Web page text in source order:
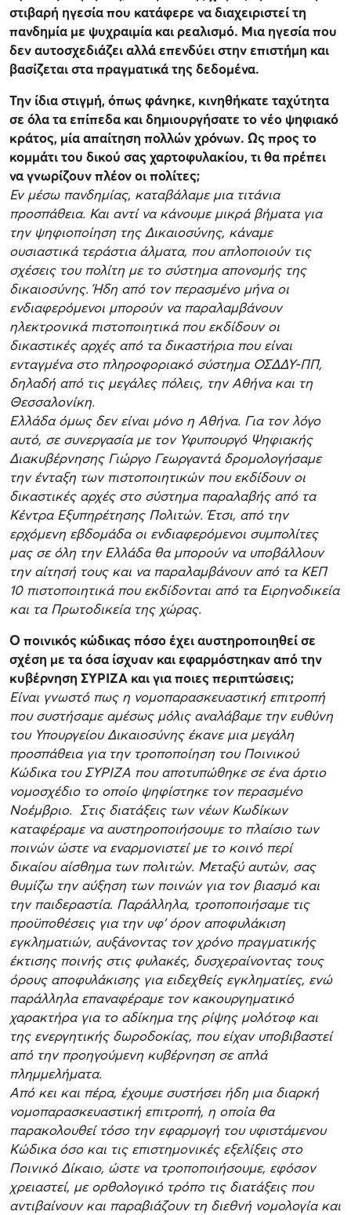
στιβαρή ηγεσία που κατάφερε να διαχειριστεί τη
πανδημία με ψυχραιμία και ρεαλισμό. Μια ηγεσία που
δεν αυτοσχεδιάζει αλλά επενδύει στην επιστήμη και
βασίζεται στα πραγματικά της δεδομένα.
Την ίδια στιγμή, όπως φάνηκε, κινηθήκατε ταχύτητα
σε όλα τα επίπεδα και δημιουργήσατε το νέο ψηφιακό
κράτος, μία απαίτηση πολλών χρόνων. Ως προς το
κομμάτι του δικού σας χαρτοφυλακίου, τι θα πρέπει
να γνωρίζουν πλέον οι πολίτες;
Εν μέσω πανδημίας, καταβάλαμε μια τιτάνια
προσπάθεια. Και αντί να κάνουμε μικρά βήματα για
την ψηφιοποίηση της Δικαιοσύνης, κάναμε
ουσιαστικά τεράστια άλματα, που απλοποιούν τις
σχέσεις του πολίτη με το σύστημα απονομής της
δικαιοσύνης. Ήδη από τον περασμένο μήνα οι
ενδιαφερόμενοι μπορούν να παραλαμβάνουν
ηλεκτρονικά πιστοποιητικά που εκδίδουν οι
δικαστικές αρχές από τα δικαστήρια που είναι
ενταγμένα στο πληροφοριακό σύστημα ΟΣΔΔΥ-ΠΠ,
δηλαδή από τις μεγάλες πόλεις, την Αθήνα και τη
Θεσσαλονίκη.
Ελλάδα όμως δεν είναι μόνο η Αθήνα. Για τον λόγο
αυτό, σε συνεργασία με τον Υφυπουργό Ψηφιακής
Διακυβέρνησης Γιώργο Γεωργαντά δρομολογήσαμε
την ένταξη των πιστοποιητικών που εκδίδουν οι
δικαστικές αρχές στο σύστημα παραλαβής από τα
Κέντρα Εξυπηρέτησης Πολιτών. Έτσι, από την
ερχόμενη εβδομάδα οι ενδιαφερόμενοι συμπολίτες
μας σε όλη την Ελλάδα θα μπορούν να υποβάλλουν
την αίτησή τους και να παραλαμβάνουν από τα ΚΕΠ
10 πιστοποιητικά που εκδίδονται από τα Ειρηνοδικεία
και τα Πρωτοδικεία της χώρας.
Ο ποινικός κώδικας πόσο έχει αυστηροποιηθεί σε
σχέση με τα όσα ίσχυαν και εφαρμόστηκαν από την
κυβέρνηση ΣΥΡΙΖΑ και για ποιες περιπτώσεις;
Είναι γνωστό πως η νομοπαρασκευαστική επιτροπή
που συστήσαμε αμέσως μόλις αναλάβαμε την ευθύνη
του Υπουργείου Δικαιοσύνης έκανε μια μεγάλη
προσπάθεια για την τροποποίηση του Ποινικού
Κώδικα του ΣΥΡΙΖΑ που αποτυπώθηκε σε ένα άρτιο
νομοσχέδιο το οποίο ψηφίστηκε τον περασμένο
Νοέμβριο. Στις διατάξεις των νέων Κωδίκων
καταφέραμε να αυστηροποιήσουμε το πλαίσιο των
ποινών ώστε να εναρμονιστεί με το κοινό περί
δικαίου αίσθημα των πολιτών. Μεταξύ αυτών, σας
θυμίζω την αύξηση των ποινών για τον βιασμό και
την παιδεραστία. Παράλληλα, τροποποιήσαμε τις
προϋποθέσεις για την υφ’ όρον αποφυλάκιση
εγκληματιών, αυξάνοντας τον χρόνο πραγματικής
έκτισης ποινής στις φυλακές, δυσχεραίνοντας τους
όρους αποφυλάκισης για ειδεχθείς εγκληματίες, ενώ
παράλληλα επαναφέραμε τον κακουργηματικό
χαρακτήρα για το αδίκημα της ρίψης μολότοφ και
της ενεργητικής δωροδοκίας, που είχαν υποβιβαστεί
από την προηγούμενη κυβέρνηση σε απλά
πλημμελήματα.
Από κει και πέρα, έχουμε συστήσει ήδη μια διαρκή
νομοπαρασκευαστική επιτροπή, η οποία θα
παρακολουθεί τόσο την εφαρμογή του υφιστάμενου
Κώδικα όσο και τις επιστημονικές εξελίξεις στο
Ποινικό Δίκαιο, ώστε να τροποποιήσουμε, εφόσον
χρειαστεί, με ορθολογικό τρόπο τις διατάξεις που
αντιβαίνουν και παραβιάζουν τη διεθνή νομολογία και